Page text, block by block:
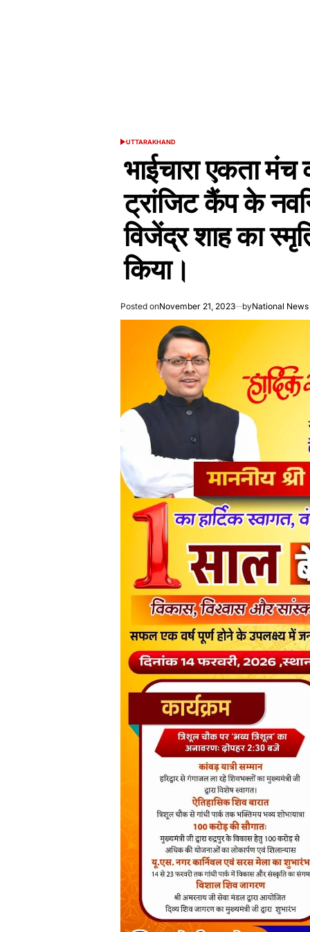
POSTED
UTTARAKHAND
भाईचारा एकता मंच
ट्रांजिट कैंप के
विजेंद्र शाह का
किया।
Posted onNovember 21, 2023 byNational